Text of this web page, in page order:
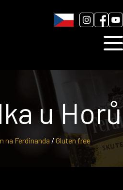
Blog
na Ferdinanda / Gluten free
u Horů